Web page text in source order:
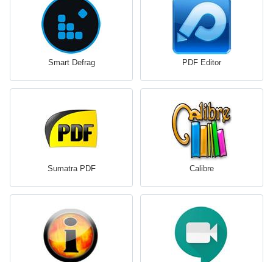
Smart Defrag PDF Editor
Sumatra PDF Calibre